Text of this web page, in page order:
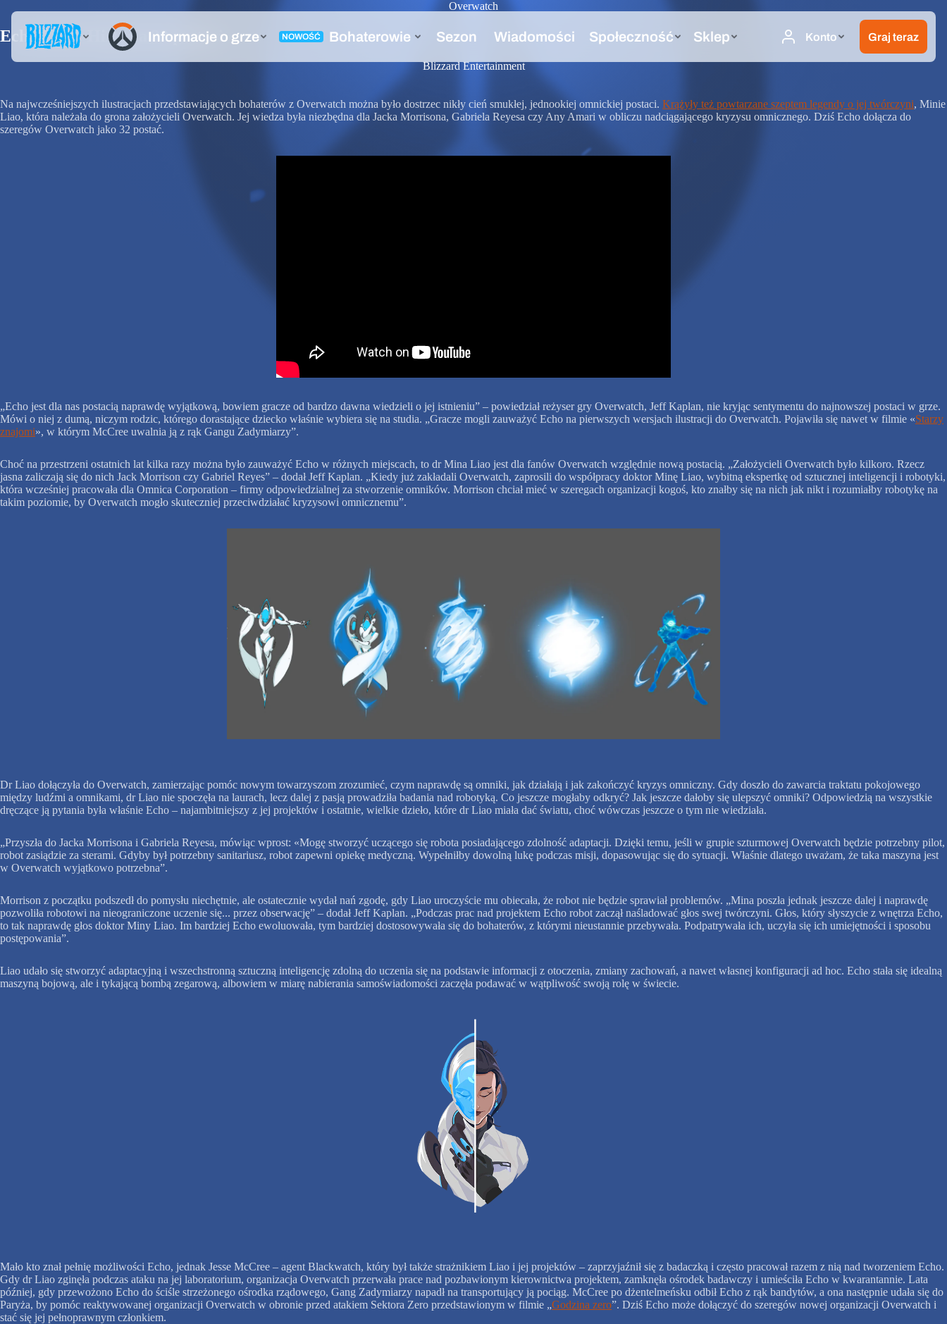
Overwatch
Echa Echo: Historia 32 postaci
Blizzard Entertainment
Na najwcześniejszych ilustracjach przedstawiających bohaterów z Overwatch można było dostrzec nikły cień smukłej, jednookiej omnickiej postaci. Krążyły też powtarzane szeptem legendy o jej twórczyni, Minie
Liao, która należała do grona założycieli Overwatch. Jej wiedza była niezbędna dla Jacka Morrisona, Gabriela Reyesa czy Any Amari w obliczu nadciągającego kryzysu omnicznego. Dziś Echo dołącza do
szeregów Overwatch jako 32 postać.
„Echo jest dla nas postacią naprawdę wyjątkową, bowiem gracze od bardzo dawna wiedzieli o jej istnieniu” – powiedział reżyser gry Overwatch, Jeff Kaplan, nie kryjąc sentymentu do najnowszej postaci w grze.
Mówi o niej z dumą, niczym rodzic, którego dorastające dziecko właśnie wybiera się na studia. „Gracze mogli zauważyć Echo na pierwszych wersjach ilustracji do Overwatch. Pojawiła się nawet w filmie «Starzy
znajomi», w którym McCree uwalnia ją z rąk Gangu Zadymiarzy”.
Choć na przestrzeni ostatnich lat kilka razy można było zauważyć Echo w różnych miejscach, to dr Mina Liao jest dla fanów Overwatch względnie nową postacią. „Założycieli Overwatch było kilkoro. Rzecz
jasna zaliczają się do nich Jack Morrison czy Gabriel Reyes” – dodał Jeff Kaplan. „Kiedy już zakładali Overwatch, zaprosili do współpracy doktor Minę Liao, wybitną ekspertkę od sztucznej inteligencji i robotyki,
która wcześniej pracowała dla Omnica Corporation – firmy odpowiedzialnej za stworzenie omników. Morrison chciał mieć w szeregach organizacji kogoś, kto znałby się na nich jak nikt i rozumiałby robotykę na
takim poziomie, by Overwatch mogło skuteczniej przeciwdziałać kryzysowi omnicznemu”.
Dr Liao dołączyła do Overwatch, zamierzając pomóc nowym towarzyszom zrozumieć, czym naprawdę są omniki, jak działają i jak zakończyć kryzys omniczny. Gdy doszło do zawarcia traktatu pokojowego
między ludźmi a omnikami, dr Liao nie spoczęła na laurach, lecz dalej z pasją prowadziła badania nad robotyką. Co jeszcze mogłaby odkryć? Jak jeszcze dałoby się ulepszyć omniki? Odpowiedzią na wszystkie
dręczące ją pytania była właśnie Echo – najambitniejszy z jej projektów i ostatnie, wielkie dzieło, które dr Liao miała dać światu, choć wówczas jeszcze o tym nie wiedziała.
„Przyszła do Jacka Morrisona i Gabriela Reyesa, mówiąc wprost: «Mogę stworzyć uczącego się robota posiadającego zdolność adaptacji. Dzięki temu, jeśli w grupie szturmowej Overwatch będzie potrzebny pilot,
robot zasiądzie za sterami. Gdyby był potrzebny sanitariusz, robot zapewni opiekę medyczną. Wypełniłby dowolną lukę podczas misji, dopasowując się do sytuacji. Właśnie dlatego uważam, że taka maszyna jest
w Overwatch wyjątkowo potrzebna”.
Morrison z początku podszedł do pomysłu niechętnie, ale ostatecznie wydał nań zgodę, gdy Liao uroczyście mu obiecała, że robot nie będzie sprawiał problemów. „Mina poszła jednak jeszcze dalej i naprawdę
pozwoliła robotowi na nieograniczone uczenie się... przez obserwację” – dodał Jeff Kaplan. „Podczas prac nad projektem Echo robot zaczął naśladować głos swej twórczyni. Głos, który słyszycie z wnętrza Echo,
to tak naprawdę głos doktor Miny Liao. Im bardziej Echo ewoluowała, tym bardziej dostosowywała się do bohaterów, z którymi nieustannie przebywała. Podpatrywała ich, uczyła się ich umiejętności i sposobu
postępowania”.
Liao udało się stworzyć adaptacyjną i wszechstronną sztuczną inteligencję zdolną do uczenia się na podstawie informacji z otoczenia, zmiany zachowań, a nawet własnej konfiguracji ad hoc. Echo stała się idealną
maszyną bojową, ale i tykającą bombą zegarową, albowiem w miarę nabierania samoświadomości zaczęła podawać w wątpliwość swoją rolę w świecie.
Mało kto znał pełnię możliwości Echo, jednak Jesse McCree – agent Blackwatch, który był także strażnikiem Liao i jej projektów – zaprzyjaźnił się z badaczką i często pracował razem z nią nad tworzeniem Echo.
Gdy dr Liao zginęła podczas ataku na jej laboratorium, organizacja Overwatch przerwała prace nad pozbawionym kierownictwa projektem, zamknęła ośrodek badawczy i umieściła Echo w kwarantannie. Lata
później, gdy przewożono Echo do ściśle strzeżonego ośrodka rządowego, Gang Zadymiarzy napadł na transportujący ją pociąg. McCree po dżentelmeńsku odbił Echo z rąk bandytów, a ona następnie udała się do
Paryża, by pomóc reaktywowanej organizacji Overwatch w obronie przed atakiem Sektora Zero przedstawionym w filmie „Godzina zero”. Dziś Echo może dołączyć do szeregów nowej organizacji Overwatch i
stać się jej pełnoprawnym członkiem.